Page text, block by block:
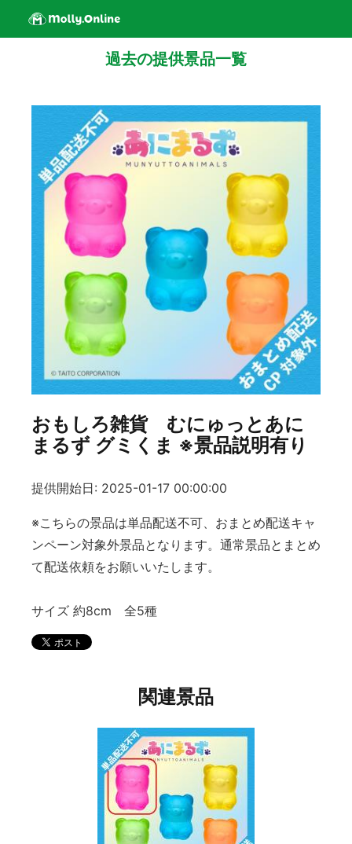
過去の提供景品一覧
おもしろ雑貨 むにゅっとあに
まるず グミくま ※景品説明有り
提供開始日: 2025-01-17 00:00:00
※こちらの景品は単品配送不可、おまとめ配送キャ
ンペーン対象外景品となります。通常景品とまとめ
て配送依頼をお願いいたします。
サイズ 約8cm 全5種
関連景品